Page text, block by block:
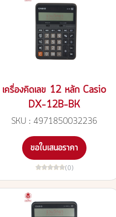
เครื่องคิดเลข 12 หลัก Casio
DX-12B-BK
SKU : 4971850032236
ขอใบเสนอราคา
(0)